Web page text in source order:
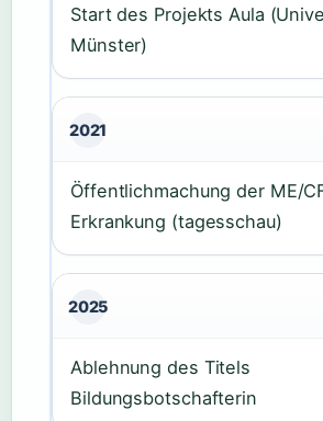
Start des Projekts Aula
Münster)
2021
Öffentlichmachung der ME/
Erkrankung (tagesschau)
2025
Ablehnung des Titels
Bildungsbotschafterin